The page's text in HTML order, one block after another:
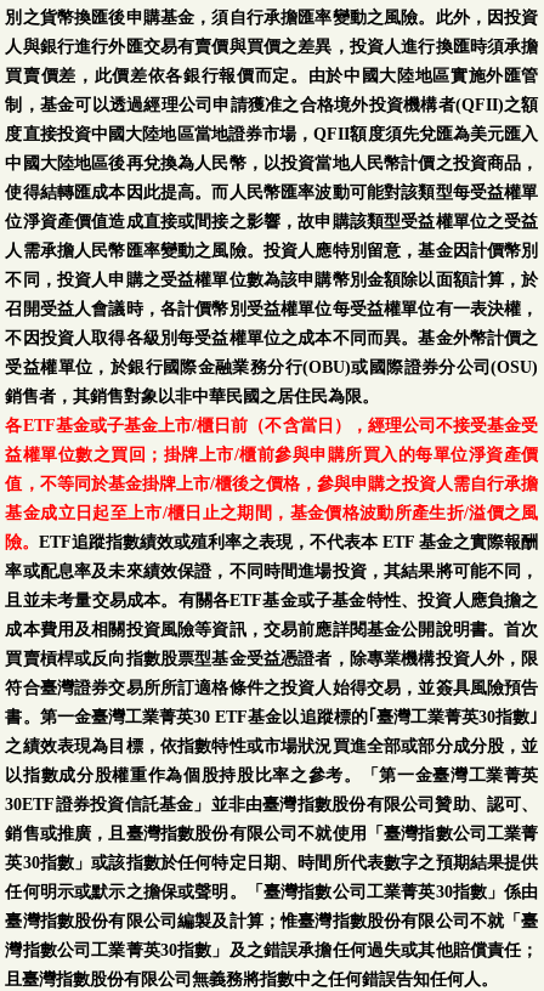
別之貨幣換匯後申購基金，須自行承擔匯率變動之風險。此外，因投資
人與銀行進行外匯交易有賣價與買價之差異，投資人進行換匯時須承擔
買賣價差，此價差依各銀行報價而定。由於中國大陸地區實施外匯管
制，基金可以透過經理公司申請獲准之合格境外投資機構者(QFII)之額
度直接投資中國大陸地區當地證券市場，QFII額度須先兌匯為美元匯入
中國大陸地區後再兌換為人民幣，以投資當地人民幣計價之投資商品，
使得結轉匯成本因此提高。而人民幣匯率波動可能對該類型每受益權單
位淨資產價值造成直接或間接之影響，故申購該類型受益權單位之受益
人需承擔人民幣匯率變動之風險。投資人應特別留意，基金因計價幣別
不同，投資人申購之受益權單位數為該申購幣別金額除以面額計算，於
召開受益人會議時，各計價幣別受益權單位每受益權單位有一表決權，
不因投資人取得各級別每受益權單位之成本不同而異。基金外幣計價之
受益權單位，於銀行國際金融業務分行(OBU)或國際證券分公司(OSU)
銷售者，其銷售對象以非中華民國之居住民為限。
各ETF基金或子基金上市/櫃日前（不含當日），經理公司不接受基金受
益權單位數之買回；掛牌上市/櫃前參與申購所買入的每單位淨資產價
值，不等同於基金掛牌上市/櫃後之價格，參與申購之投資人需自行承擔
基金成立日起至上市/櫃日止之期間，基金價格波動所產生折/溢價之風
險。ETF追蹤指數績效或殖利率之表現，不代表本 ETF 基金之實際報酬
率或配息率及未來績效保證，不同時間進場投資，其結果將可能不同，
且並未考量交易成本。有關各ETF基金或子基金特性、投資人應負擔之
成本費用及相關投資風險等資訊，交易前應詳閱基金公開說明書。首次
買賣槓桿或反向指數股票型基金受益憑證者，除專業機構投資人外，限
符合臺灣證券交易所所訂適格條件之投資人始得交易，並簽具風險預告
書。第一金臺灣工業菁英30 ETF基金以追蹤標的｢臺灣工業菁英30指數｣
之績效表現為目標，依指數特性或市場狀況買進全部或部分成分股，並
以指數成分股權重作為個股持股比率之參考。「第一金臺灣工業菁英
30ETF證券投資信託基金」並非由臺灣指數股份有限公司贊助、認可、
銷售或推廣，且臺灣指數股份有限公司不就使用「臺灣指數公司工業菁
英30指數」或該指數於任何特定日期、時間所代表數字之預期結果提供
任何明示或默示之擔保或聲明。「臺灣指數公司工業菁英30指數」係由
臺灣指數股份有限公司編製及計算；惟臺灣指數股份有限公司不就「臺
灣指數公司工業菁英30指數」及之錯誤承擔任何過失或其他賠償責任；
且臺灣指數股份有限公司無義務將指數中之任何錯誤告知任何人。